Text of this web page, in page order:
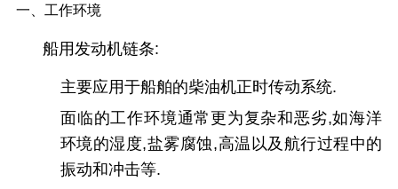
一、工作环境
船用发动机链条:
主要应用于船舶的柴油机正时传动系统.
面临的工作环境通常更为复杂和恶劣,如海洋
环境的湿度,盐雾腐蚀,高温以及航行过程中的
振动和冲击等.